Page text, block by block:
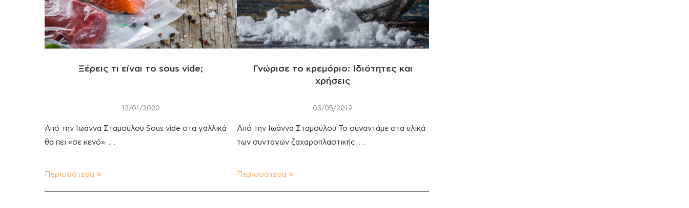
Ξέρεις τι είναι το sous vide;
12/01/2020
Από την Ιωάννα Σταμούλου Sous vide στα γαλλικά
θα πει «σε κενό». …
Περισσότερα
Γνώρισε το κρεμόριο: Ιδιότητες και
χρήσεις
03/05/2019
Από την Ιωάννα Σταμούλου Το συναντάμε στα υλικά
των συνταγών ζαχαροπλαστικής. …
Περισσότερα